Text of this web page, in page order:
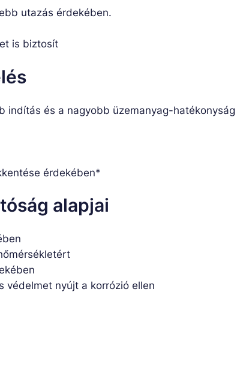
utazás érdekében.
is biztosít
indítás és a nagyobb üzemanyag-hatékonyság
érdekében*
alapjai
védelmet nyújt a korrózió ellen